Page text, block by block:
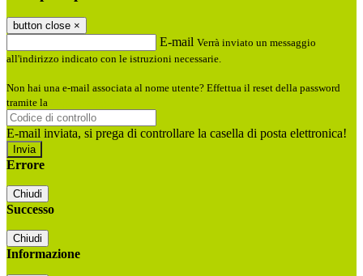
button close ×
E-mail Verrà inviato un messaggio
all'indirizzo indicato con le istruzioni necessarie.
Non hai una e-mail associata al nome utente? Effettua il reset della password
tramite la
E-mail inviata, si prega di controllare la casella di posta elettronica!
Errore
Chiudi
Successo
Chiudi
Informazione